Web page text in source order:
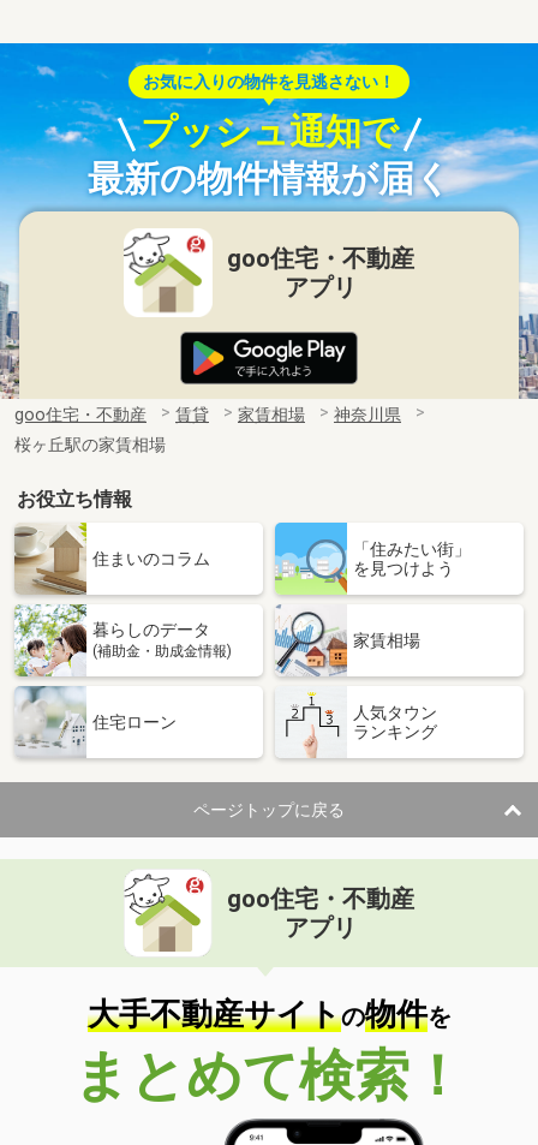
お気に入りの物件を見逃さない！
プッシュ通知で
最新の物件情報が届く
goo住宅・不動産
アプリ
goo住宅・不動産 賃貸 家賃相場
神奈川県
桜ヶ丘駅の家賃相場
お役立ち情報
住まいのコラム
「住みたい街」
を見つけよう
暮らしのデータ
(補助金・助成金情報)
家賃相場
住宅ローン
人気タウン
ランキング
ページトップに戻る
goo住宅・不動産
アプリ
大手不動産サイトの物件を
まとめて検索！